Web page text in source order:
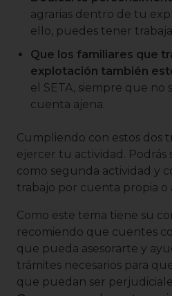
agrarias dentro de tu
ello, puedes tener
Que los familiares que
explotación también
el SETA, siempre que no
cuenta ajena.
Cumpliendo con estos dos
ejercer tu actividad.
como segunda actividad y
trabajo por cuenta propia o
Como este tema tiene su
recomiendo que cuentes
que pueda asesorarte y
trámites necesarios para
que puedan ser